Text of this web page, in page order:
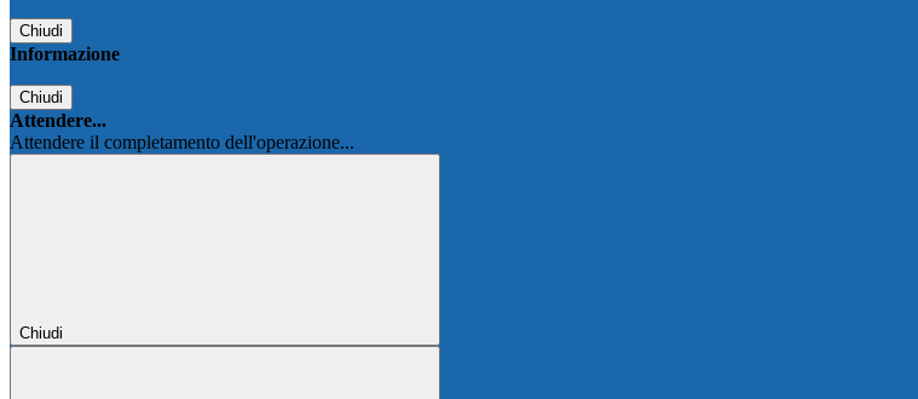
Chiudi
Informazione
Chiudi
Attendere...
Attendere il completamento dell'operazione...
Chiudi